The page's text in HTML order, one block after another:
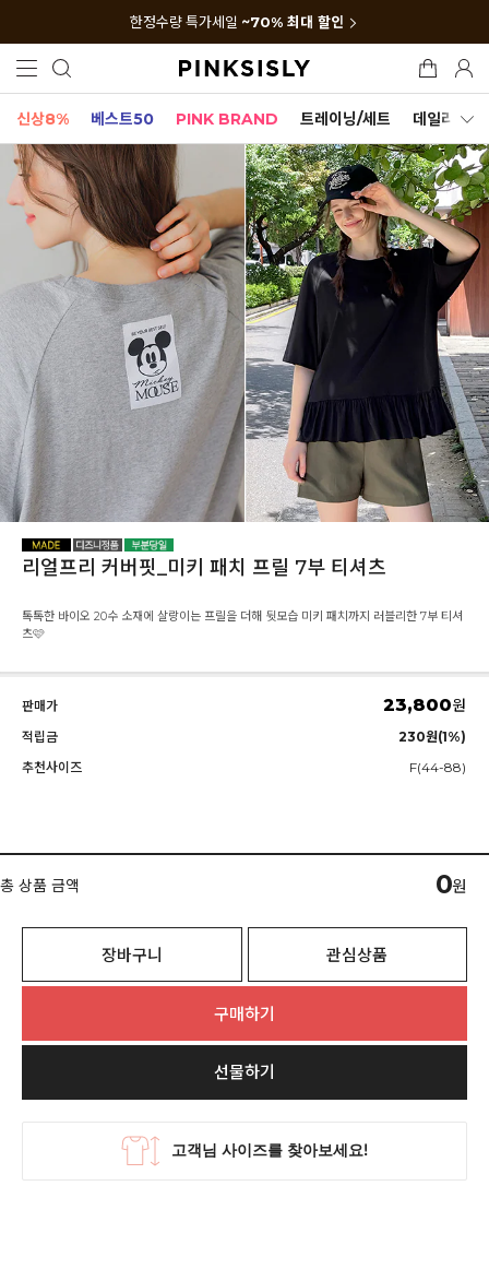
한정수량 특가세일 ~70% 최대 할인
신상8% 베스트50 PINK BRAND 트레이닝/세트 데일리세트
리얼프리 커버핏_미키 패치 프릴 7부 티셔츠
톡톡한 바이오 20수 소재에 살랑이는 프릴을 더해 뒷모습 미키 패치까지 러블리한 7부 티셔
츠🩷
판매가 23,800원
적립금
230원(1%)
추천사이즈
F(44-88)
총 상품 금액 0원
장바구니 관심상품
구매하기
선물하기